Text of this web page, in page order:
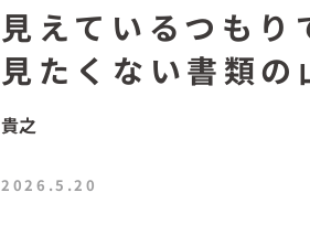
見えているつも
見たくない書類の
貴之
2026.5.20